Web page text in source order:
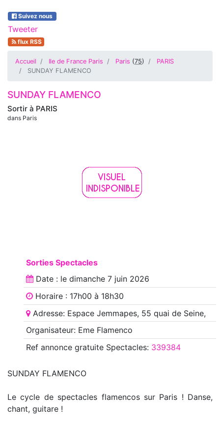
Suivez nous
Tweeter
flux RSS
Accueil Ile de France Paris Paris (75)
PARIS
SUNDAY FLAMENCO
Sortir à PARIS
dans Paris
SUNDAY FLAMENCO
Sorties Spectacles
Date : le dimanche 7 juin 2026
Horaire : 17h00 à 18h30
Adresse: Espace Jemmapes, 55 quai de Seine,
Organisateur: Eme Flamenco
Ref annoncegratuite Spectacles: 339384
SUNDAY FLAMENCO
Le cycle de spectacles flamencos sur Paris ! Danse,
chant, guitare !